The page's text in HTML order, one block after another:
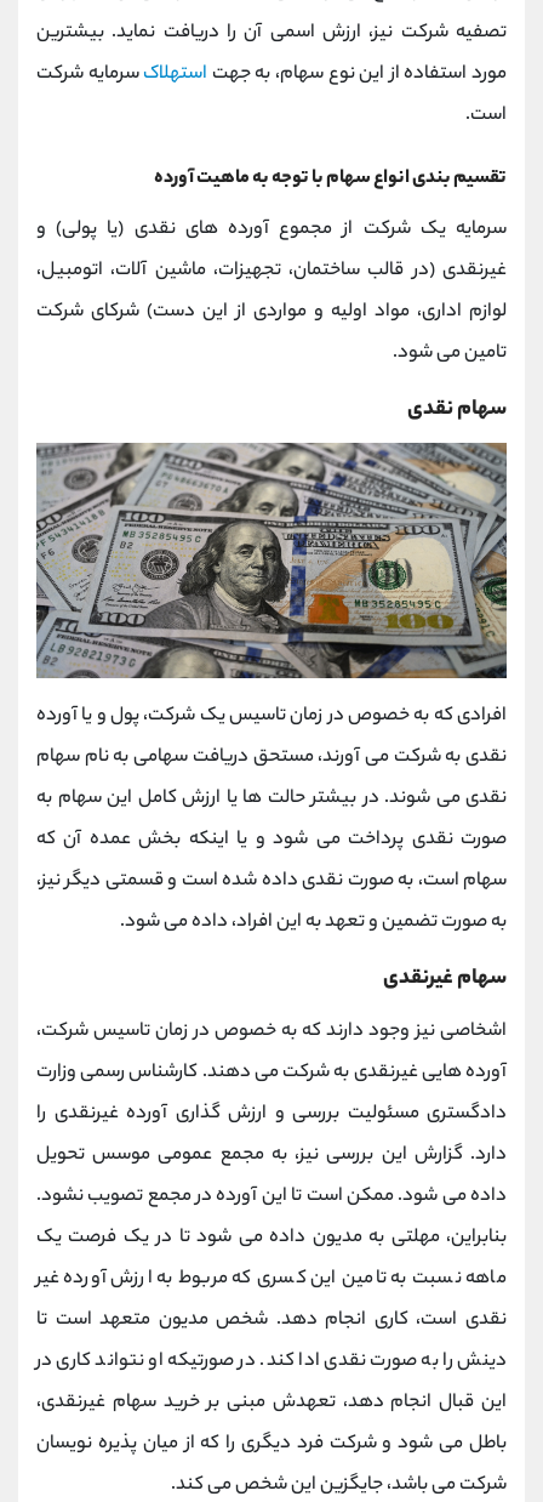
تصفیه شرکت نیز، ارزش اسمی آن را دریافت نماید. بیشترین
مورد استفاده از این نوع سهام، به جهت استهلاکسرمایه شرکت
است.
تقسیم بندی انواع سهام با توجه به ماهیت آورده
سرمایه یک شرکت از مجموع آورده های نقدی (یا پولی) و
غیرنقدی (در قالب ساختمان، تجهیزات، ماشین آلات، اتومبیل،
لوازم اداری، مواد اولیه و مواردی از این دست) شرکای شرکت
تامین می شود.
سهام نقدی
افرادی که به خصوص در زمان تاسیس یک شرکت، پول و یا آورده
نقدی به شرکت می آورند، مستحق دریافت سهامی به نام سهام
نقدی می شوند. در بیشتر حالت ها یا ارزش کامل این سهام به
صورت نقدی پرداخت می شود و یا اینکه بخش عمده آن که
سهام است، به صورت نقدی داده شده است و قسمتی دیگر نیز،
به صورت تضمین و تعهد به این افراد، داده می شود.
سهام غیرنقدی
اشخاصی نیز وجود دارند که به خصوص در زمان تاسیس شرکت،
آورده هایی غیرنقدی به شرکت می دهند. کارشناس رسمی وزارت
دادگستری مسئولیت بررسی و ارزش گذاری آورده غیرنقدی را
دارد. گزارش این بررسی نیز، به مجمع عمومی موسس تحویل
داده می شود. ممکن است تا این آورده در مجمع تصویب نشود.
بنابراین، مهلتی به مدیون داده می شود تا در یک فرصت یک
ماهه نسبت به تامین این کسری که مربوط به ارزش آورده غیر
نقدی است، کاری انجام دهد. شخص مدیون متعهد است تا
دینش را به صورت نقدی ادا کند. در صورتیکه او نتواند کاری در
این قبال انجام دهد، تعهدش مبنی بر خرید سهام غیرنقدی،
باطل می شود و شرکت فرد دیگری را که از میان پذیره نویسان
شرکت می باشد، جایگزین این شخص می کند.